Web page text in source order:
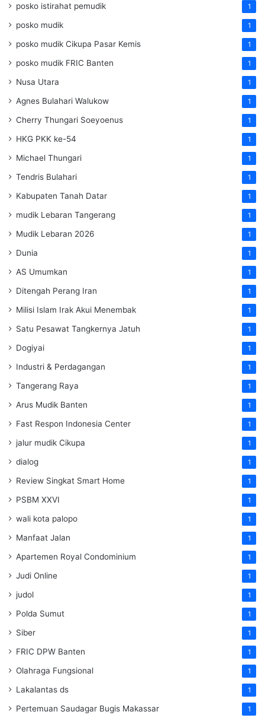
posko istirahat pemudik 1
posko mudik 1
posko mudik Cikupa Pasar Kemis 1
posko mudik FRIC Banten 1
Nusa Utara 1
Agnes Bulahari Walukow 1
Cherry Thungari Soeyoenus 1
HKG PKK ke-54 1
Michael Thungari 1
Tendris Bulahari 1
Kabupaten Tanah Datar 1
mudik Lebaran Tangerang 1
Mudik Lebaran 2026 1
Dunia 1
AS Umumkan 1
Ditengah Perang Iran 1
Milisi Islam Irak Akui Menembak 1
Satu Pesawat Tangkernya Jatuh 1
Dogiyai 1
Industri & Perdagangan 1
Tangerang Raya 1
Arus Mudik Banten 1
Fast Respon Indonesia Center 1
jalur mudik Cikupa 1
dialog 1
Review Singkat Smart Home 1
PSBM XXVI 1
wali kota palopo 1
Manfaat Jalan 1
Apartemen Royal Condominium 1
Judi Online 1
judol 1
Polda Sumut 1
Siber 1
FRIC DPW Banten 1
Olahraga Fungsional 1
Lakalantas ds 1
Pertemuan Saudagar Bugis Makassar 1